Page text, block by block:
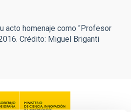
acto homenaje como "Profesor
Crédito: Miguel Briganti